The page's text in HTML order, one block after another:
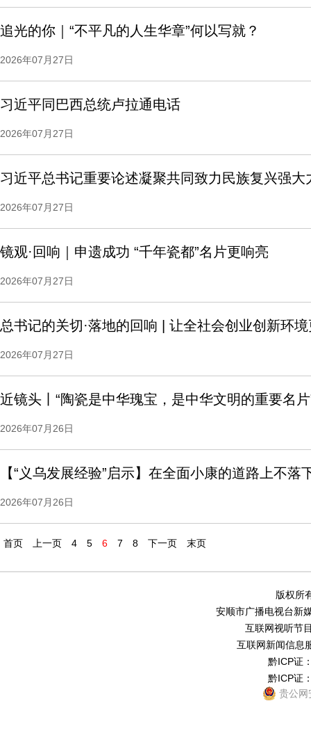
追光的你｜“不平凡的人生华章”何以写就？
2026年07月27日
习近平同巴西总统卢拉通电话
2026年07月27日
习近平总书记重要论述凝聚共同致力民族复兴强大
2026年07月27日
镜观·回响｜申遗成功 “千年瓷都”名片更响亮
2026年07月27日
总书记的关切·落地的回响 | 让全社会创业创新环
2026年07月27日
近镜头丨“陶瓷是中华瑰宝，是中华文明的重要名片
2026年07月26日
【“义乌发展经验”启示】在全面小康的道路上不落
2026年07月26日
首页 上一页 4 5 6 7 8 下一页 末页
版权所
安顺市广播电视台新
互联网视听节
互联网新闻信息
黔ICP证
黔ICP证
贵公